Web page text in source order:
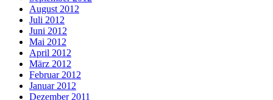
August 2012
Juli 2012
Juni 2012
Mai 2012
April 2012
März 2012
Februar 2012
Januar 2012
Dezember 2011